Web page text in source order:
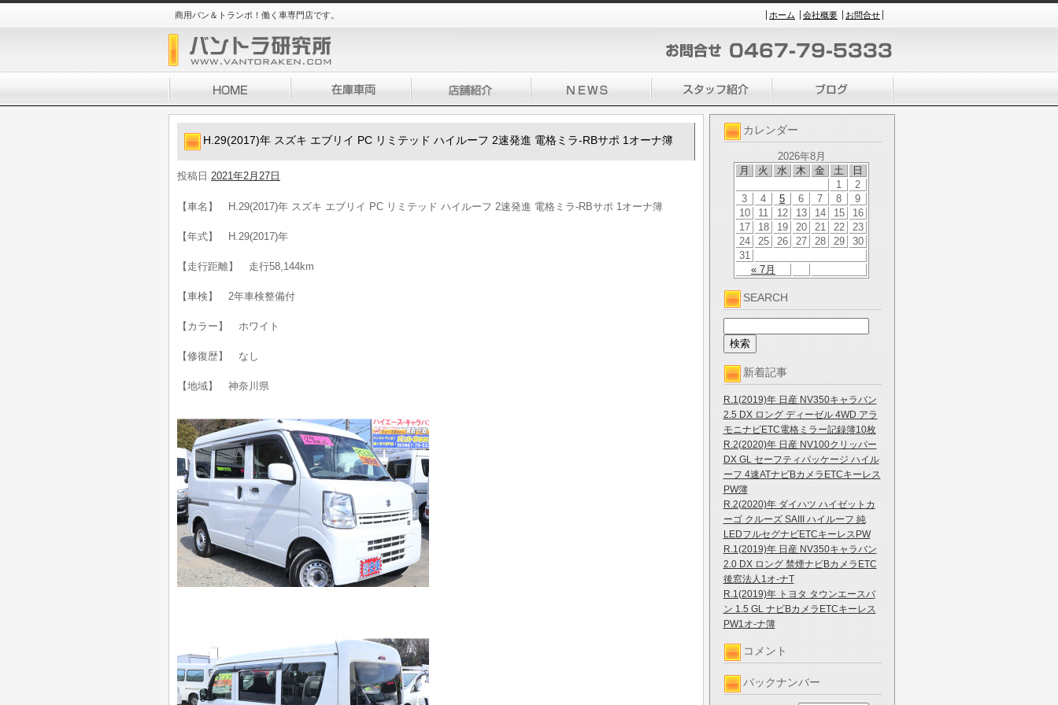
商用バン＆トランポ！働く車専門店です。 ホーム 会社概要 お問合せ
カレンダー
2026年8月
月
火 水 木 金 土 日
« 7月
1
2
3
4 5 6 7 8
9
10
11 12 13 14 15
16
17
18 19 20 21 22
23
24
25 26 27 28 29
30
31
SEARCH
新着記事
R.1(2019)年 日産 NV350キャラバン
2.5 DX ロング ディーゼル 4WD アラ
モニナビETC電格ミラー記録簿10枚
R.2(2020)年 日産 NV100クリッパー
DX GL セーフティパッケージ ハイル
ーフ 4速ATナビBカメラETCキーレス
PW簿
R.2(2020)年 ダイハツ ハイゼットカ
ーゴ クルーズ SAIII ハイルーフ 純
LEDフルセグナビETCキーレスPW
R.1(2019)年 日産 NV350キャラバン
2.0 DX ロング 禁煙ナビBカメラETC
後窓法人1オ-ナT
R.1(2019)年 トヨタ タウンエースバ
ン 1.5 GL ナビBカメラETCキーレス
PW1オ-ナ簿
コメント
バックナンバー
H.29(2017)年 スズキ エブリイ PC リミテッド ハイルーフ 2速発進 電格ミラ-RBサポ 1オーナ簿
投稿日 2021年2月27日
【車名】 H.29(2017)年 スズキ エブリイ PC リミテッド ハイルーフ 2速発進 電格ミラ-RBサポ 1オーナ簿
【年式】 H.29(2017)年
【走行距離】 走行58,144km
【車検】 2年車検整備付
【カラー】 ホワイト
【修復歴】 なし
【地域】 神奈川県